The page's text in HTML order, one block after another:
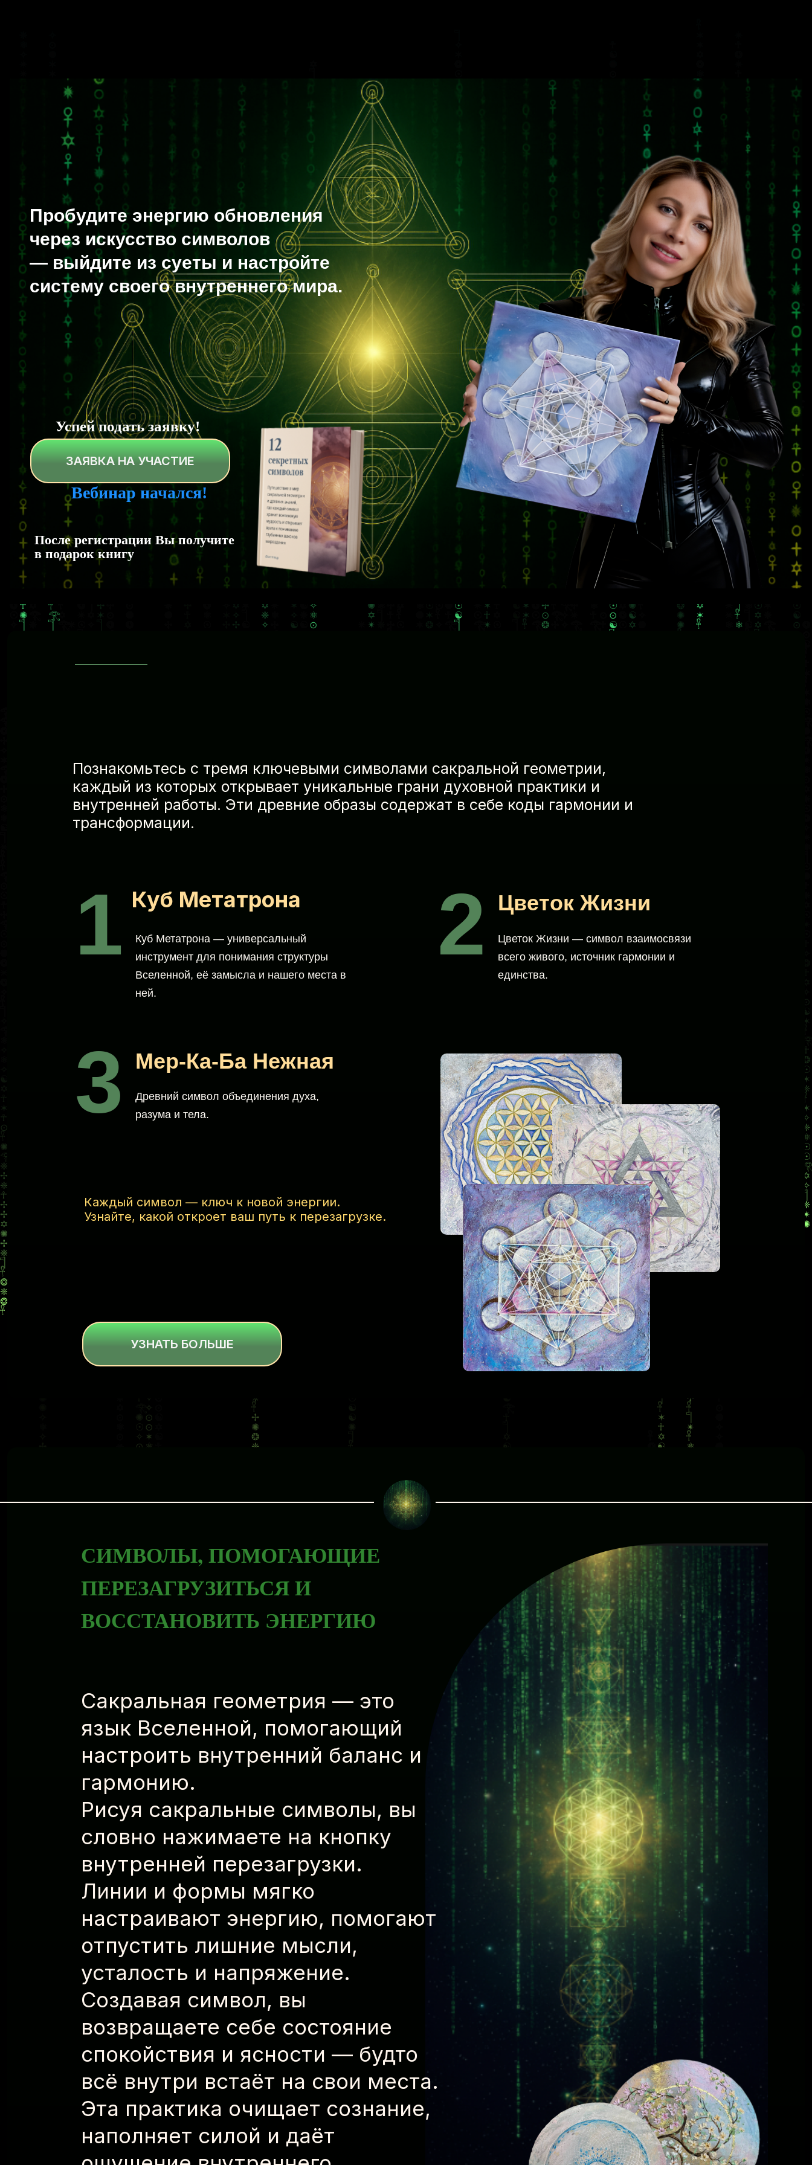
ЗАЯВКА НА УЧАСТИЕ
Пробудите энергию обновления
через искусство символов
— выйдите из суеты и настройте
систему своего внутреннего мира.
После регистрации Вы получите
в подарок книгу
Вебинар начался!
Успей подать заявку!
Цветок Жизни
3
Древний символ объединения духа,
разума и тела.
Каждый символ — ключ к новой энергии.
Узнайте, какой откроет ваш путь к перезагрузке.
Мер-Ка-Ба Нежная
Познакомьтесь с тремя ключевыми символами сакральной геометрии,
каждый из которых открывает уникальные грани духовной практики и
внутренней работы. Эти древние образы содержат в себе коды гармонии и
трансформации.
УЗНАТЬ БОЛЬШЕ
Куб Метатрона
Куб Метатрона — универсальный
инструмент для понимания структуры
Вселенной, её замысла и нашего места в
ней.
Цветок Жизни — символ взаимосвязи
всего живого, источник гармонии и
единства.
2
1
СИМВОЛЫ, ПОМОГАЮЩИЕ
ПЕРЕЗАГРУЗИТЬСЯ И
ВОССТАНОВИТЬ ЭНЕРГИЮ
Сакральная геометрия — это
язык Вселенной, помогающий
настроить внутренний баланс и
гармонию.
Рисуя сакральные символы, вы
словно нажимаете на кнопку
внутренней перезагрузки.
Линии и формы мягко
настраивают энергию, помогают
отпустить лишние мысли,
усталость и напряжение.
Создавая символ, вы
возвращаете себе состояние
спокойствия и ясности — будто
всё внутри встаёт на свои места.
Эта практика очищает сознание,
наполняет силой и даёт